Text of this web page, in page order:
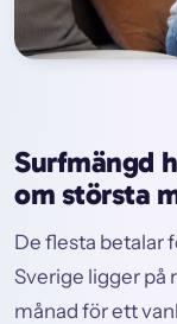
Surfmängd
om största
De flesta betalar
Sverige ligger på
månad för ett